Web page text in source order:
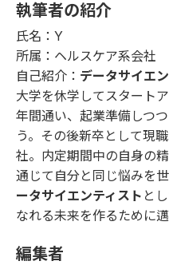
執筆者の紹介
氏名：Y
所属：ヘルスケア系会社
自己紹介： データサイエ
大学を休学してスタート
年間通い、起業準備しつつ
う。その後新卒として現
社。内定期間中の自身の
通じて自分と同じ悩みを
ータサイエンティスト と
なれる未来を作るために邁
編集者